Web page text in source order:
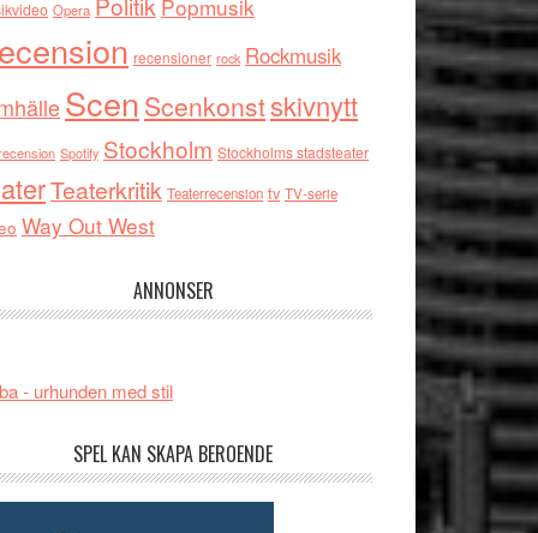
Opera Popmusik
recensioner rock Rockmusik
Scen Scenkonstskivnytt
Spotify Stockholm Stockholms stadsteater
Teaterkritik Teaterrecension tv TV-serie
Way Out West
ANNONSER
- urhunden med stil
SPEL KAN SKAPA BEROENDE